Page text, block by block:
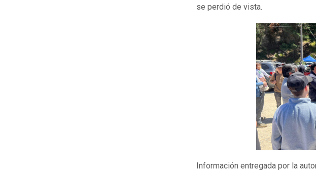
se perdió de vista.
Información entregada por la